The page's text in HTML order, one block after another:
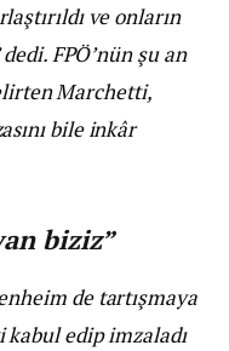
ve onların
FPÖ’nün şu an
Marchetti,
bile inkâr
biziz”
de tartışmaya
kabul edip imzaladı